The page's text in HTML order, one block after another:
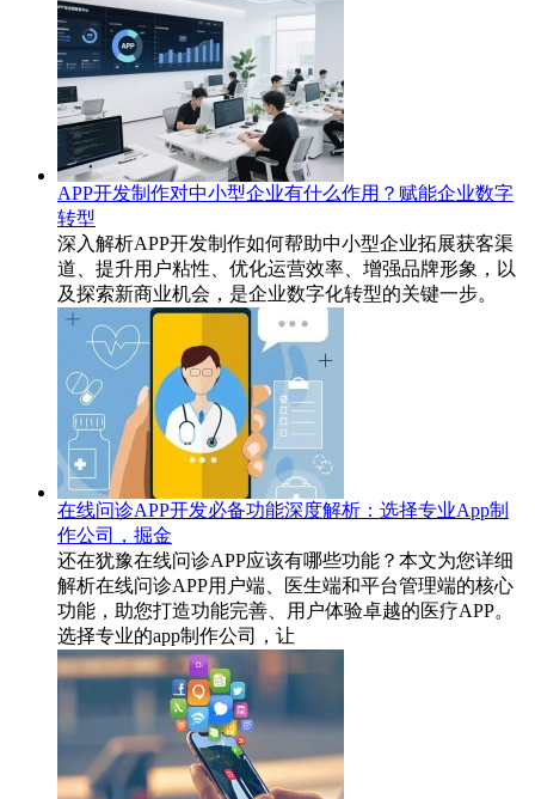
APP开发制作对中小型企业有什么作用？赋能企业数字
转型
深入解析APP开发制作如何帮助中小型企业拓展获客渠
道、提升用户粘性、优化运营效率、增强品牌形象，以
及探索新商业机会，是企业数字化转型的关键一步。
在线问诊APP开发必备功能深度解析：选择专业App制
作公司，掘金
还在犹豫在线问诊APP应该有哪些功能？本文为您详细
解析在线问诊APP用户端、医生端和平台管理端的核心
功能，助您打造功能完善、用户体验卓越的医疗APP。
选择专业的app制作公司，让